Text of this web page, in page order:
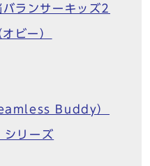
ランサーキッズ2
ビー）
Buddy）
シリーズ